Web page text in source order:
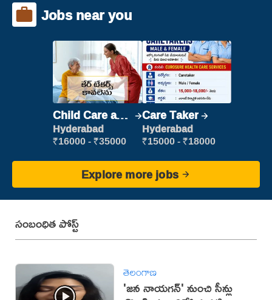
Jobs near you
Child Care and
Patient care
Hyderabad
₹16000 - ₹35000
Care Taker
Hyderabad
₹15000 - ₹18000
Explore more jobs
సంబంధిత పోస్ట్
తెలంగాణ
'జన నాయగన్' నుంచి సీన్లు